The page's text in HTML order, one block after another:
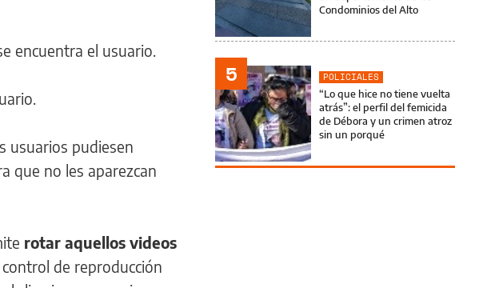
encuentra el usuario.
usuarios pudiesen
que no les aparezcan
rotar aquellos videos
de reproducción
Condominios del Alto
5
POLICIALES
“Lo que hice no tiene vuelta
atrás”: el perfil del femicida
de Débora y un crimen atroz
sin un porqué